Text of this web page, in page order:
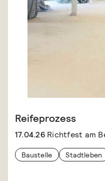
Reifeprozess
17.04.26Richtfest am
Baustelle Stadtleben